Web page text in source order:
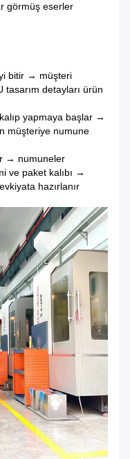
görmüş eserler
bitir → müşteri
detayları ürün
yapmaya başlar →
müşteriye numune
→ numuneler
ve paket kalıbı →
hazırlanır